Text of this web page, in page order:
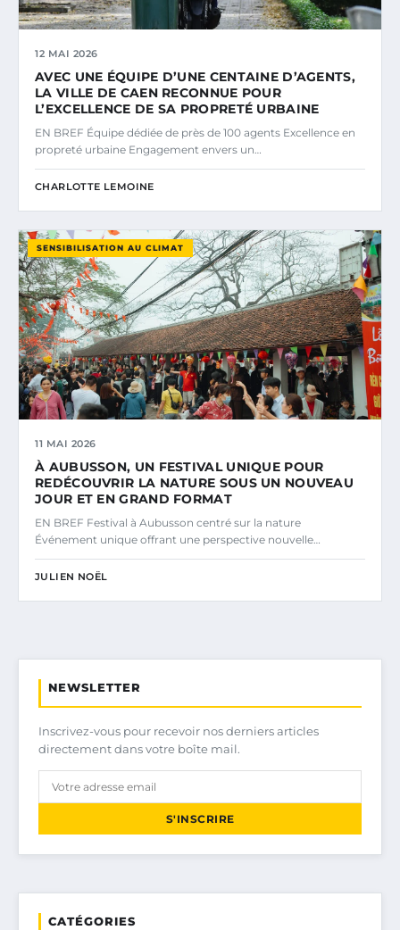
12 MAI 2026
AVEC UNE ÉQUIPE D’UNE CENTAINE D’AGENTS,
LA VILLE DE CAEN RECONNUE POUR
L’EXCELLENCE DE SA PROPRETÉ URBAINE
EN BREF Équipe dédiée de près de 100 agents Excellence en
propreté urbaine Engagement envers un…
CHARLOTTE LEMOINE
SENSIBILISATION AU CLIMAT
11 MAI 2026
À AUBUSSON, UN FESTIVAL UNIQUE POUR
REDÉCOUVRIR LA NATURE SOUS UN NOUVEAU
JOUR ET EN GRAND FORMAT
EN BREF Festival à Aubusson centré sur la nature
Événement unique offrant une perspective nouvelle…
JULIEN NOËL
NEWSLETTER
Inscrivez-vous pour recevoir nos derniers articles
directement dans votre boîte mail.
S'INSCRIRE
CATÉGORIES